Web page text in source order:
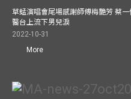
草蜢演唱會尾場感謝師傅梅艷芳 蔡
醫台上流下男兒淚
2022-10-31
More